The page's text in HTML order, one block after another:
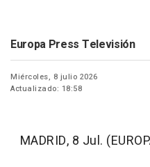
Europa Press Televisión
Miércoles, 8 julio 2026
Actualizado: 18:58
MADRID, 8 Jul.